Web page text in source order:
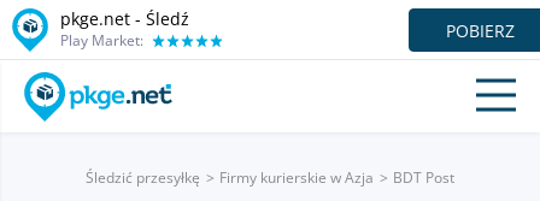
pkge.net - Śledź
Play Market: POBIERZ
Śledzić przesyłkę Firmy kurierskie w Azja BDT Post